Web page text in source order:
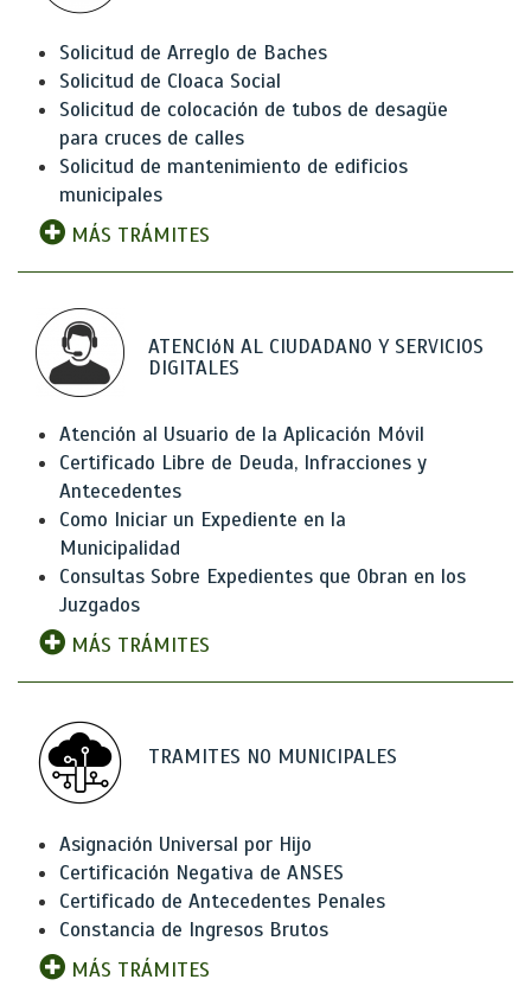
Solicitud de Arreglo de Baches
Solicitud de Cloaca Social
Solicitud de colocación de tubos de desagüe
para cruces de calles
Solicitud de mantenimiento de edificios
municipales
MÁS TRÁMITES
ATENCIóN AL CIUDADANO Y SERVICIOS
DIGITALES
Atención al Usuario de la Aplicación Móvil
Certificado Libre de Deuda, Infracciones y
Antecedentes
Como Iniciar un Expediente en la
Municipalidad
Consultas Sobre Expedientes que Obran en los
Juzgados
MÁS TRÁMITES
TRAMITES NO MUNICIPALES
Asignación Universal por Hijo
Certificación Negativa de ANSES
Certificado de Antecedentes Penales
Constancia de Ingresos Brutos
MÁS TRÁMITES